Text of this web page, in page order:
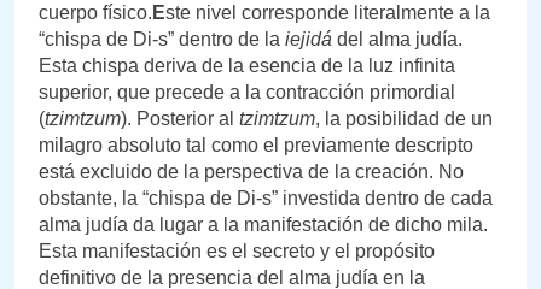
cuerpo físico. Este nivel corresponde literalmente a la
“chispa de Di-s” dentro de la iejidá del alma judía.
Esta chispa deriva de la esencia de la luz infinita
superior, que precede a la contracción primordial
(tzimtzum). Posterior al tzimtzum, la posibilidad de un
milagro absoluto tal como el previamente descripto
está excluido de la perspectiva de la creación. No
obstante, la “chispa de Di-s” investida dentro de cada
alma judía da lugar a la manifestación de dicho mila.
Esta manifestación es el secreto y el propósito
definitivo de la presencia del alma judía en la